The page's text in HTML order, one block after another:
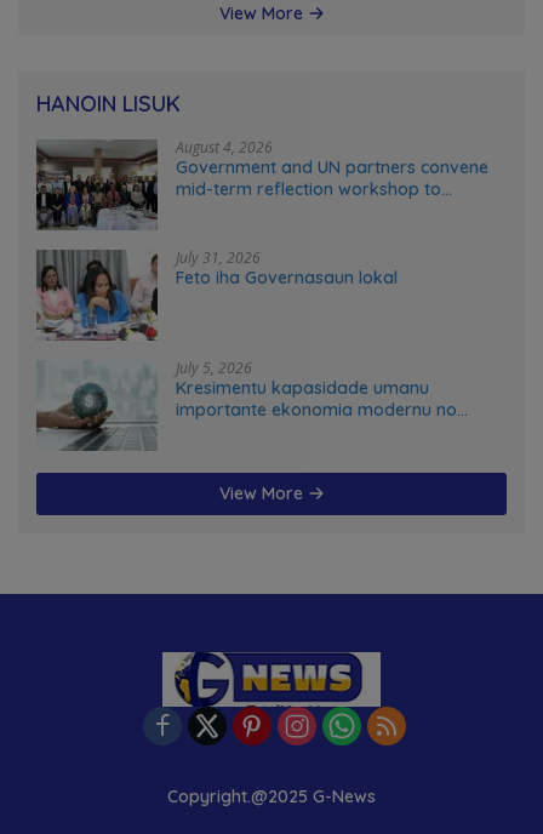
View More
HANOIN LISUK
August 4, 2026
Government and UN partners convene
mid-term reflection workshop to
July 31, 2026
Feto iha Governasaun lokal
July 5, 2026
Kresimentu kapasidade umanu
importante ekonomia modernu no
View More
Copyright.@2025 G-News